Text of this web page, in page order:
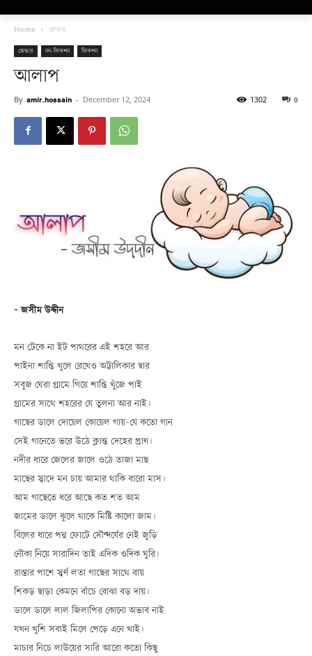
Home জেন্ডার
জেন্ডার নন-ফিকশন ফিকশন
আলাপ
By amir_hossain - December 12, 2024 0
1302
– জসীম উদ্দীন
মন টেকে না ইট পাথরের এই শহরে আর
পাইনা শান্তি খুলে রেখেও অট্টালিকার দ্বার
সবুজ ঘেরা গ্রামে গিয়ে শান্তি খুঁজে পাই
গ্রামের সাথে শহরের যে তুলনা আর নাই।
গাছের ডালে দোয়েল কোয়েল গায়-যে কতো গান
সেই গানেতে ভরে উঠে ক্লান্ত দেহের প্রাণ।
নদীর ধারে জেলের জালে ওঠে তাজা মাছ
মাছের স্বাদে মন চায় আমার থাকি বারো মাস।
আম গাছেতে ধরে আছে কত শত আম
জামের ডালে ঝুলে থাকে মিষ্টি কালো জাম।
বিলের ধারে পদ্ম ফোটে সৌন্দর্যের নেই জুড়ি
নৌকা নিয়ে সারাদিন তাই এদিক ওদিক ঘুরি।
রাস্তার পাশে স্বর্ণ লতা গাছের সাথে বায়
শিকড় ছাড়া কেমনে বাঁচে বোঝা বড় দায়।
ডালে ডালে লাল জিলাপির কোনো অভাব নাই
যখন খুশি সবাই মিলে পেড়ে এনে খাই।
মাচার নিচে লাউয়ের সারি আরো কতো কিছু